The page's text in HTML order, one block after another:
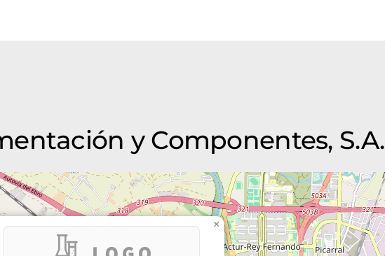
y Componentes, S.A.
×